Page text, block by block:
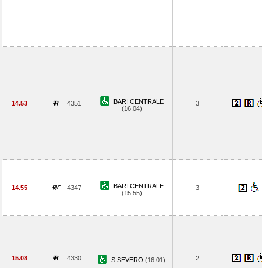
14.53 4351
BARI CENTRALE
(16.04)
3
14.55 4347
BARI CENTRALE
(15.55)
3
15.08 4330 S.SEVERO (16.01) 2